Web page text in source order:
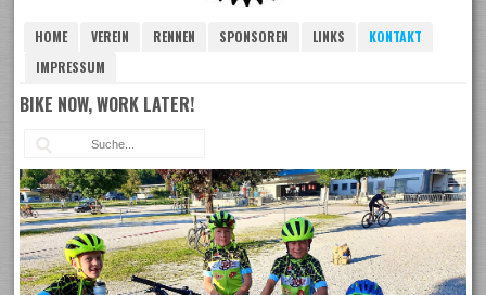
HOME VEREIN RENNEN SPONSOREN LINKS
KONTAKT
IMPRESSUM
BIKE NOW, WORK LATER!